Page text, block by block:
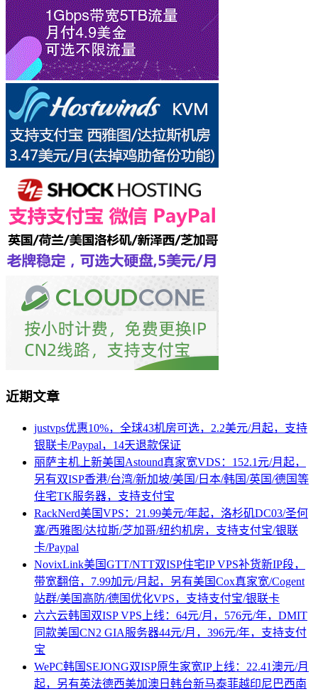
近期文章
justvps优惠10%，全球43机房可选，2.2美元/月起，支持
银联卡/Paypal，14天退款保证
丽萨主机上新美国Astound真家宽VDS：152.1元/月起，
另有双ISP香港/台湾/新加坡/美国/日本/韩国/英国/德国等
住宅TK服务器，支持支付宝
RackNerd美国VPS：21.99美元/年起，洛杉矶DC03/圣何
塞/西雅图/达拉斯/芝加哥/纽约机房，支持支付宝/银联
卡/Paypal
NovixLink美国GTT/NTT双ISP住宅IP VPS补货新IP段，
带宽翻倍，7.99加元/月起，另有美国Cox真家宽/Cogent
站群/美国高防/德国优化VPS，支持支付宝/银联卡
六六云韩国双ISP VPS上线：64元/月，576元/年，DMIT
同款美国CN2 GIA服务器44元/月，396元/年，支持支付
宝
WePC韩国SEJONG双ISP原生家宽IP上线：22.41澳元/月
起，另有英法德西美加澳日韩台新马泰菲越印尼巴西南